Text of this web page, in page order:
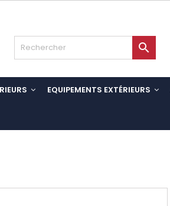

EQUIPEMENTS EXTÉRIEURS